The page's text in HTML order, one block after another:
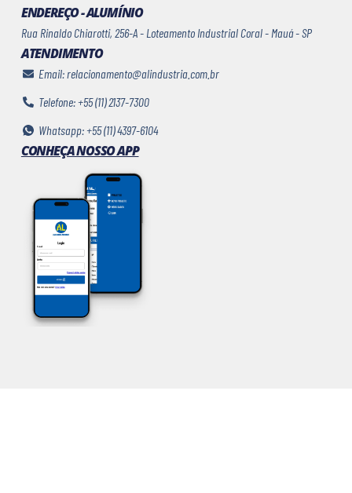
ENDEREÇO - ALUMÍNIO
Rua Rinaldo Chiarotti, 256-A - Loteamento Industrial Coral - Mauá - SP
ATENDIMENTO
Email: relacionamento@alindustria.com.br
Telefone: +55 (11) 2137-7300
Whatsapp: +55 (11) 4397-6104
CONHEÇA NOSSO APP